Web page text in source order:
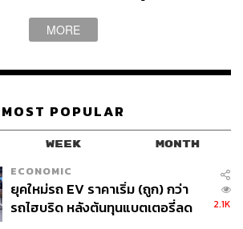
MORE
MOST POPULAR
WEEK MONTH
ECONOMIC
ยุคใหม่รถ EV ราคาเริ่ม (ถูก) กว่า
รถไฮบริด หลังต้นทุนแบตเตอรี่ลด
2.1K